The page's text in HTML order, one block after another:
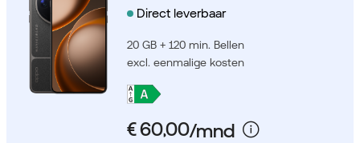
Direct leverbaar
20 GB + 120 min. Bellen
excl. eenmalige kosten